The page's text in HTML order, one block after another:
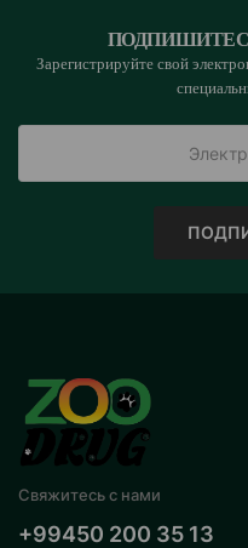
Зарегистрируйте свой
Свяжитесь с нами
+99450 200 35 13